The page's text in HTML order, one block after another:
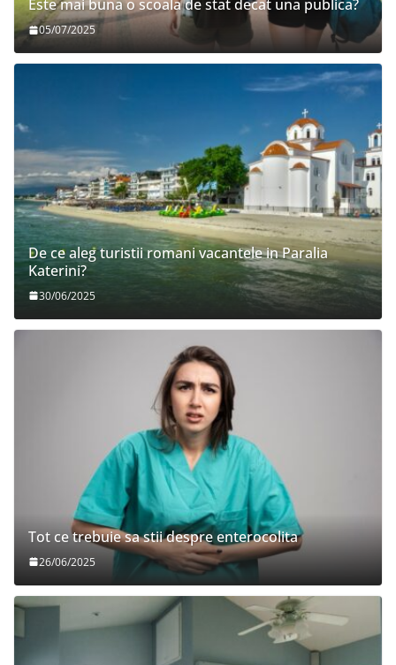
Este mai buna o scoala de stat decat una publica?
05/07/2025
De ce aleg turistii romani vacantele in Paralia
Katerini?
30/06/2025
Tot ce trebuie sa stii despre enterocolita
26/06/2025